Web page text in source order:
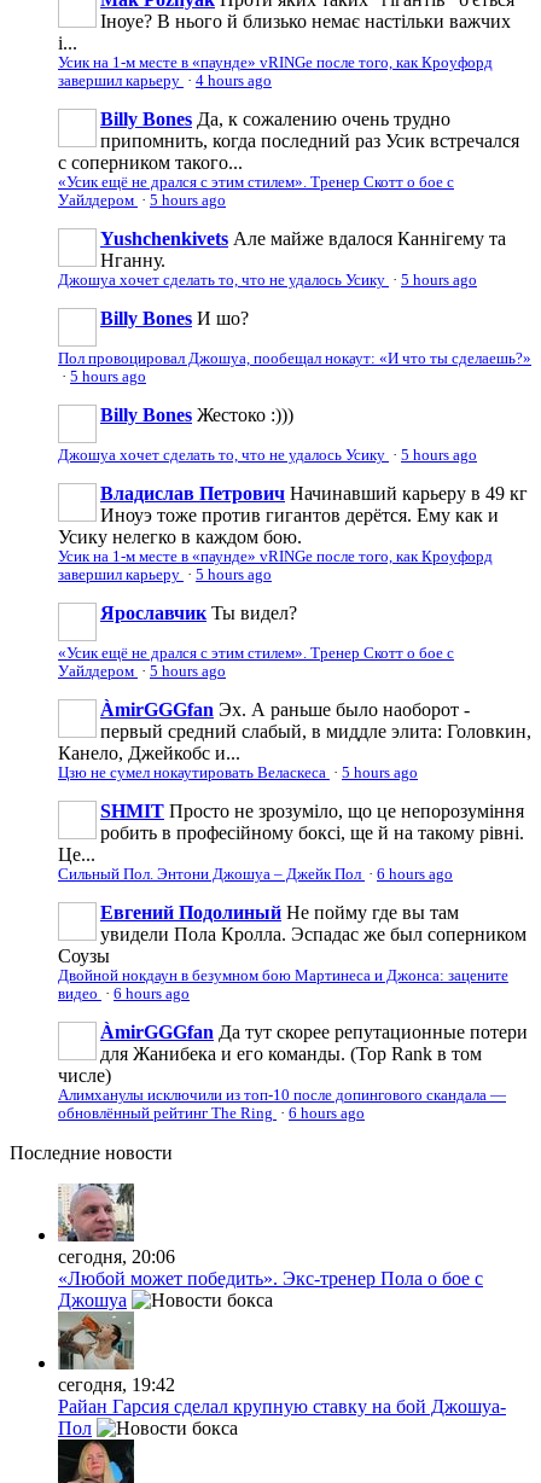
Іноуе? В нього й близько немає настільки важчих
і...
Усик на 1-м месте в «паунде» vRINGe после того, как Кроуфорд
завершил карьеру · 4 hours ago
Billy Bones Да, к сожалению очень трудно
припомнить, когда последний раз Усик встречался
с соперником такого...
«Усик ещё не дрался с этим стилем». Тренер Скотт о бое с
Уайлдером · 5 hours ago
Yushchenkivets Але майже вдалося Каннігему та
Нганну.
Джошуа хочет сделать то, что не удалось Усику · 5 hours ago
Billy Bones И шо?
Пол провоцировал Джошуа, пообещал нокаут: «И что ты сделаешь?»
· 5 hours ago
Billy Bones Жестоко :)))
Джошуа хочет сделать то, что не удалось Усику · 5 hours ago
Владислав Петрович Начинавший карьеру в 49 кг
Иноуэ тоже против гигантов дерётся. Ему как и
Усику нелегко в каждом бою.
Усик на 1-м месте в «паунде» vRINGe после того, как Кроуфорд
завершил карьеру · 5 hours ago
Ярославчик Ты видел?
«Усик ещё не дрался с этим стилем». Тренер Скотт о бое с
Уайлдером · 5 hours ago
ÀmirGGGfan Эх. А раньше было наоборот -
первый средний слабый, в миддле элита: Головкин,
Канело, Джейкобс и...
Цзю не сумел нокаутировать Веласкеса · 5 hours ago
SHMIT Просто не зрозуміло, що це непорозуміння
робить в професійному боксі, ще й на такому рівні.
Це...
Сильный Пол. Энтони Джошуа – Джейк Пол · 6 hours ago
Евгений Подолиный Не пойму где вы там
увидели Пола Кролла. Эспадас же был соперником
Соузы
Двойной нокдаун в безумном бою Мартинеса и Джонса: зацените
видео · 6 hours ago
ÀmirGGGfan Да тут скорее репутационные потери
для Жанибека и его команды. (Top Rank в том
числе)
Алимханулы исключили из топ-10 после допингового скандала —
обновлённый рейтинг The Ring · 6 hours ago
Последние новости
сегодня, 20:06
«Любой может победить». Экс-тренер Пола о бое с
Джошуа
сегодня, 19:42
Райан Гарсия сделал крупную ставку на бой Джошуа-
Пол